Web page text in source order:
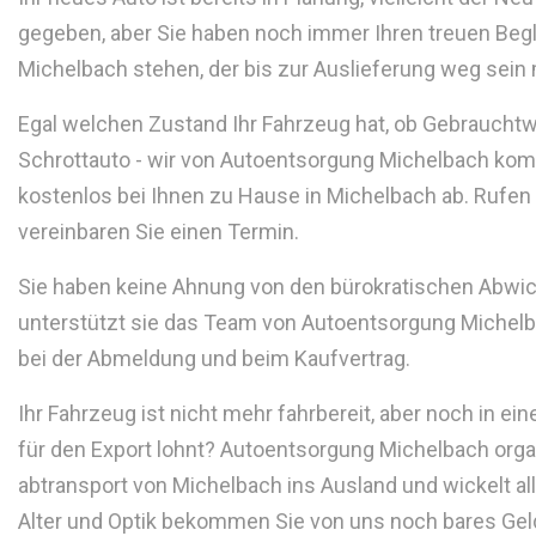
gegeben, aber Sie haben noch immer Ihren treuen
Michelbach stehen, der bis zur Auslieferung weg sein
Egal welchen Zustand Ihr Fahrzeug hat, ob
Schrottauto - wir von Autoentsorgung Michelbach
kostenlos bei Ihnen zu Hause in Michelbach ab. Rufen
vereinbaren Sie einen Termin.
Sie haben keine Ahnung von den bürokratischen
unterstützt sie das Team von Autoentsorgung
bei der Abmeldung und beim Kaufvertrag.
Ihr Fahrzeug ist nicht mehr fahrbereit, aber noch in
für den Export lohnt? Autoentsorgung Michelbach
abtransport von Michelbach ins Ausland und wickelt
Alter und Optik bekommen Sie von uns noch bares